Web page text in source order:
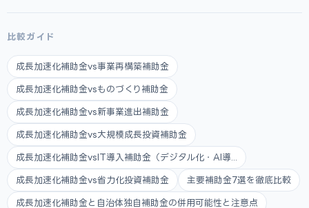
比較ガイド
成長加速化補助金vs事業再構築補助金
成長加速化補助金vsものづくり補助金
成長加速化補助金vs新事業進出補助金
成長加速化補助金vs大規模成長投資補助金
成長加速化補助金vsIT導入補助金（デジタル化・AI導...
成長加速化補助金vs省力化投資補助金 主要補助金7選を徹底比較
成長加速化補助金と自治体独自補助金の併用可能性と注意点